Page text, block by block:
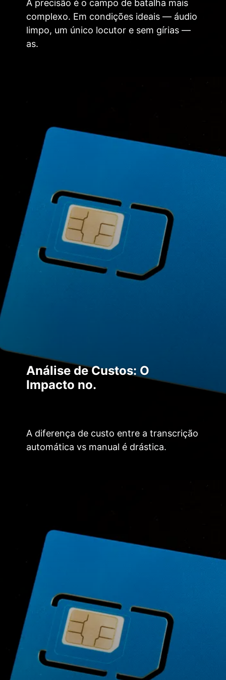
A precisão é o campo de batalha mais
complexo. Em condições ideais — áudio
limpo, um único locutor e sem gírias —
as.
Análise de Custos: O
Impacto no.
A diferença de custo entre a transcrição
automática vs manual é drástica.